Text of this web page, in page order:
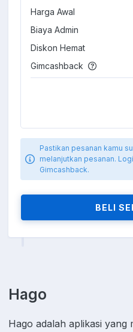
Harga Awal
Biaya Admin
Diskon Hemat
Gimcashback
Pastikan pesanan kamu
melanjutkan pesanan.
Gimcashback.
BELI
Hago
Hago adalah aplikasi yang